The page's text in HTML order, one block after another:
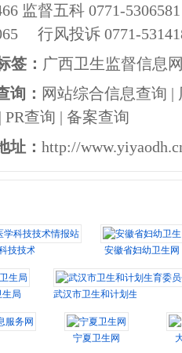
监督五科 0771-
行风投诉 0771-
签： 广西卫生监督信息
询： 网站综合信息查询 |
| PR查询 | 备案查询
址： http://
技技术情报站 安徽省妇幼卫生网
局 武汉市卫生和计划生育委员会
网 宁夏卫生网